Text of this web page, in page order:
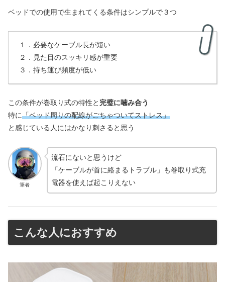
ベッドでの使用で生まれてくる条件はシンプルで３つ
１．必要なケーブル長が短い
２．見た目のスッキリ感が重要
３．持ち運び頻度が低い
この条件が巻取り式の特性と 完璧に噛み合う
特に「ベッド周りの配線がごちゃついてストレス」
と感じている人にはかなり刺さると思う
筆者
流石にないと思うけど
「ケーブルが首に絡まるトラブル」も巻取り式充
電器を使えば起こりえない
こんな人におすすめ